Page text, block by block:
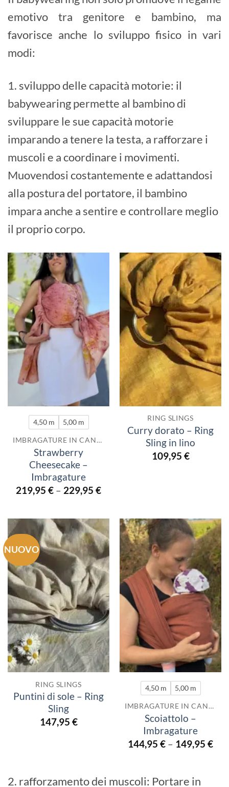
emotivo tra genitore e bambino, ma
favorisce anche lo sviluppo fisico in vari
modi:
1. sviluppo delle capacità motorie: il
babywearing permette al bambino di
sviluppare le sue capacità motorie
imparando a tenere la testa, a rafforzare i
muscoli e a coordinare i movimenti.
Muovendosi costantemente e adattandosi
alla postura del portatore, il bambino
impara anche a sentire e controllare meglio
il proprio corpo.
4,50 m 5,00 m
IMBRAGATURE IN CANAPA
Strawberry
Cheesecake –
Imbragature
219,95 € – 229,95 €
RING SLINGS
Curry dorato – Ring
Sling in lino
109,95 €
NUOVO
RING SLINGS
Puntini di sole – Ring
Sling
147,95 €
4,50 m 5,00 m
IMBRAGATURE IN CANAPA
Scoiattolo –
Imbragature
144,95 € – 149,95 €
2. rafforzamento dei muscoli: Portare in